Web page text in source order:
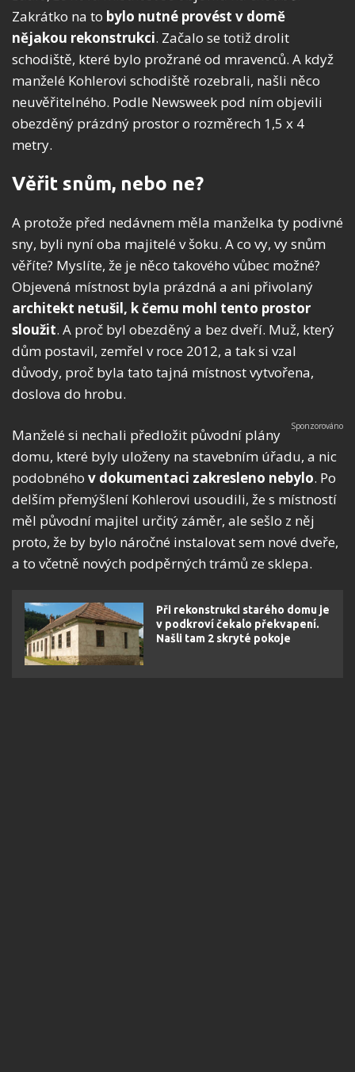
Zakrátko na to bylo nutné provést v domě
nějakou rekonstrukci. Začalo se totiž drolit
schodiště, které bylo prožrané od mravenců. A když
manželé Kohlerovi schodiště rozebrali, našli něco
neuvěřitelného. Podle Newsweek pod ním objevili
obezděný prázdný prostor o rozměrech 1,5 x 4
metry.
Věřit snům, nebo ne?
A protože před nedávnem měla manželka ty podivné
sny, byli nyní oba majitelé v šoku. A co vy, vy snům
věříte? Myslíte, že je něco takového vůbec možné?
Objevená místnost byla prázdná a ani přivolaný
architekt netušil, k čemu mohl tento prostor
sloužit. A proč byl obezděný a bez dveří. Muž, který
dům postavil, zemřel v roce 2012, a tak si vzal
důvody, proč byla tato tajná místnost vytvořena,
doslova do hrobu.
Manželé si nechali předložit původní plány
domu, které byly uloženy na stavebním úřadu, a nic
podobného v dokumentaci zakresleno nebylo. Po
delším přemýšlení Kohlerovi usoudili, že s místností
měl původní majitel určitý záměr, ale sešlo z něj
proto, že by bylo náročné instalovat sem nové dveře,
a to včetně nových podpěrných trámů ze sklepa.
Při rekonstrukci starého domu je
v podkroví čekalo překvapení.
Našli tam 2 skryté pokoje